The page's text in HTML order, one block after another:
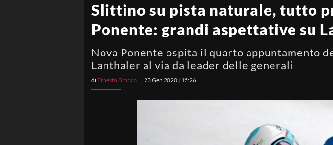
Slittino su pista naturale, tutto
Ponente: grandi aspettative su
Nova Ponente ospita il quarto appuntamento
Lanthaler al via da leader delle generali
di Ernesto Branca 23 Gen 2020 | 15:26